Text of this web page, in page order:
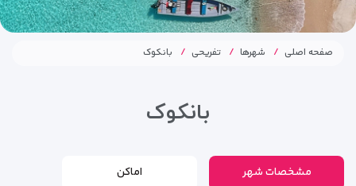
صفحه اصلی شهرها تفریحی بانکوک
بانکوک
مشخصات شهر اماکن